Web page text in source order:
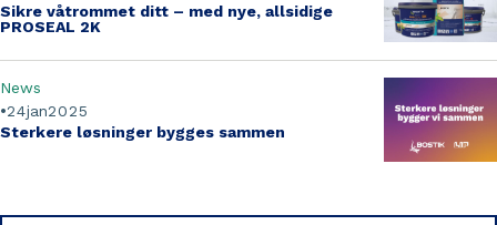
Sikre våtrommet ditt – med nye, allsidige
PROSEAL 2K
jan
24 2025
News
Sterkere løsninger bygges sammen